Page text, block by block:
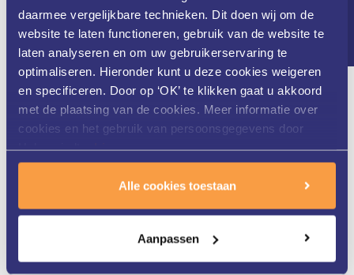
daarmee vergelijkbare technieken. Dit doen wij om de
website te laten functioneren, gebruik van de website te
laten analyseren en om uw gebruikerservaring te
optimaliseren. Hieronder kunt u deze cookies weigeren
en specificeren. Door op ‘OK’ te klikken gaat u akkoord
met de plaatsing van de cookies. Meer informatie over
cookies en het gebruik van persoonsgegevens door
Helon vindt uhier.
Alle cookies toestaan
Aanpassen
laserbehandelingen. Ons gedreven team van huidtherapeuten
werkt nauw samen met de dermatologen van ZGT. Dit alles staat
garant voor een zeer uitgebreide kennis van uw huid en de
optimale behandeling.
Gekwalificeerd personeel
Onze huidtherapeuten bij Helon Huidkliniek in Twente zijn HBO-
opgeleid, vallen onder de kwaliteitswet BIG, zijn lid van de